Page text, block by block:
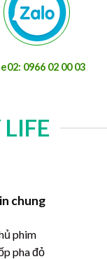
0966 02 00 03
chung
phim
pha đỏ